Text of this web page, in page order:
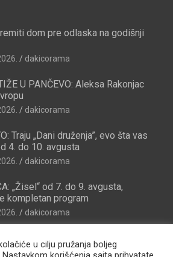
dom pre odlaska na godišnji
dakicorama
U PANČEVO: Aleksa Rakonjac
dakicorama
Traju „Dani druženja”, evo šta vas
4. do 10. avgusta
dakicorama
„Žisel“ od 7. do 9. avgusta,
kompletan program
dakicorama
u cilju pružanja boljeg